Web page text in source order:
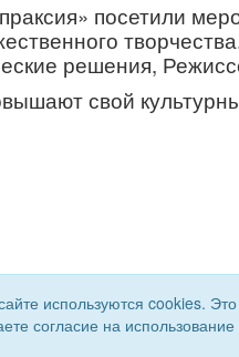
посетили
решения,
свой
используются cookies.
согласие на